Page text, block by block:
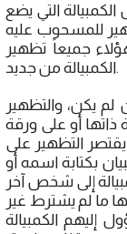
التي يضع
للمسحوب عليه
جميعاً تظهير
الكمبيالة من جديد.
يكن، والتظهير
ذاتها أو على ورقة
التظهير على
بكتابة اسمه أو
إلى شخص آخر
ما لم يشترط غير
إليهم الكمبيالة